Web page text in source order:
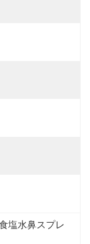
塩水鼻スプレ